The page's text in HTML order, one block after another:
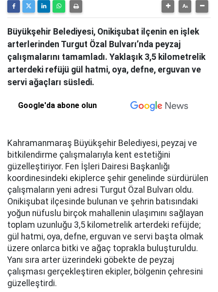
Büyükşehir Belediyesi, Onikişubat ilçenin en işlek
arterlerinden Turgut Özal Bulvarı’nda peyzaj
çalışmalarını tamamladı. Yaklaşık 3,5 kilometrelik
arterdeki refüjü gül hatmi, oya, defne, erguvan ve
servi ağaçları süsledi.
Google'da abone olun
Kahramanmaraş Büyükşehir Belediyesi, peyzaj ve
bitkilendirme çalışmalarıyla kent estetiğini
güzelleştiriyor. Fen İşleri Dairesi Başkanlığı
koordinesindeki ekiplerce şehir genelinde sürdürülen
çalışmaların yeni adresi Turgut Özal Bulvarı oldu.
Onikişubat ilçesinde bulunan ve şehrin batısındaki
yoğun nüfuslu birçok mahallenin ulaşımını sağlayan
toplam uzunluğu 3,5 kilometrelik arterdeki refüjde;
gül hatmi, oya, defne, erguvan ve servi başta olmak
üzere onlarca bitki ve ağaç toprakla buluşturuldu.
Yanı sıra arter üzerindeki göbekte de peyzaj
çalışması gerçekleştiren ekipler, bölgenin çehresini
güzelleştirdi.